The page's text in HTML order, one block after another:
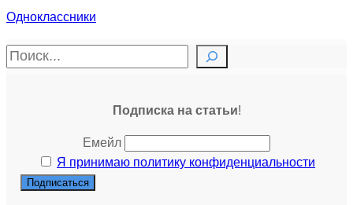
Одноклассники
П
Подписка на статьи!
Емейл
Я принимаю политику конфиденциальности